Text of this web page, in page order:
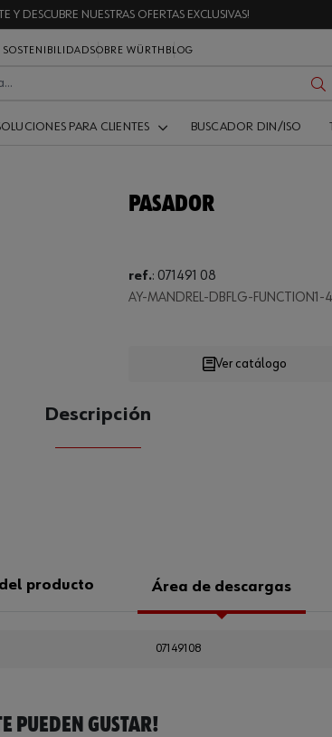
Y DESCUBRE NUESTRAS OFERTAS EXCLUSIVAS!
SOSTENIBILIDADSOBRE WÜRTH BLOG
PARA CLIENTES BUSCADOR DIN/ISO
PASADOR
ref.: 071491 08
AY-MANDREL-DBFLG-FUNCTION1-
Loading...
CANTIDAD
Ver catálogo
Descripción
producto Área de descargas
07149108
PUEDEN GUSTAR!